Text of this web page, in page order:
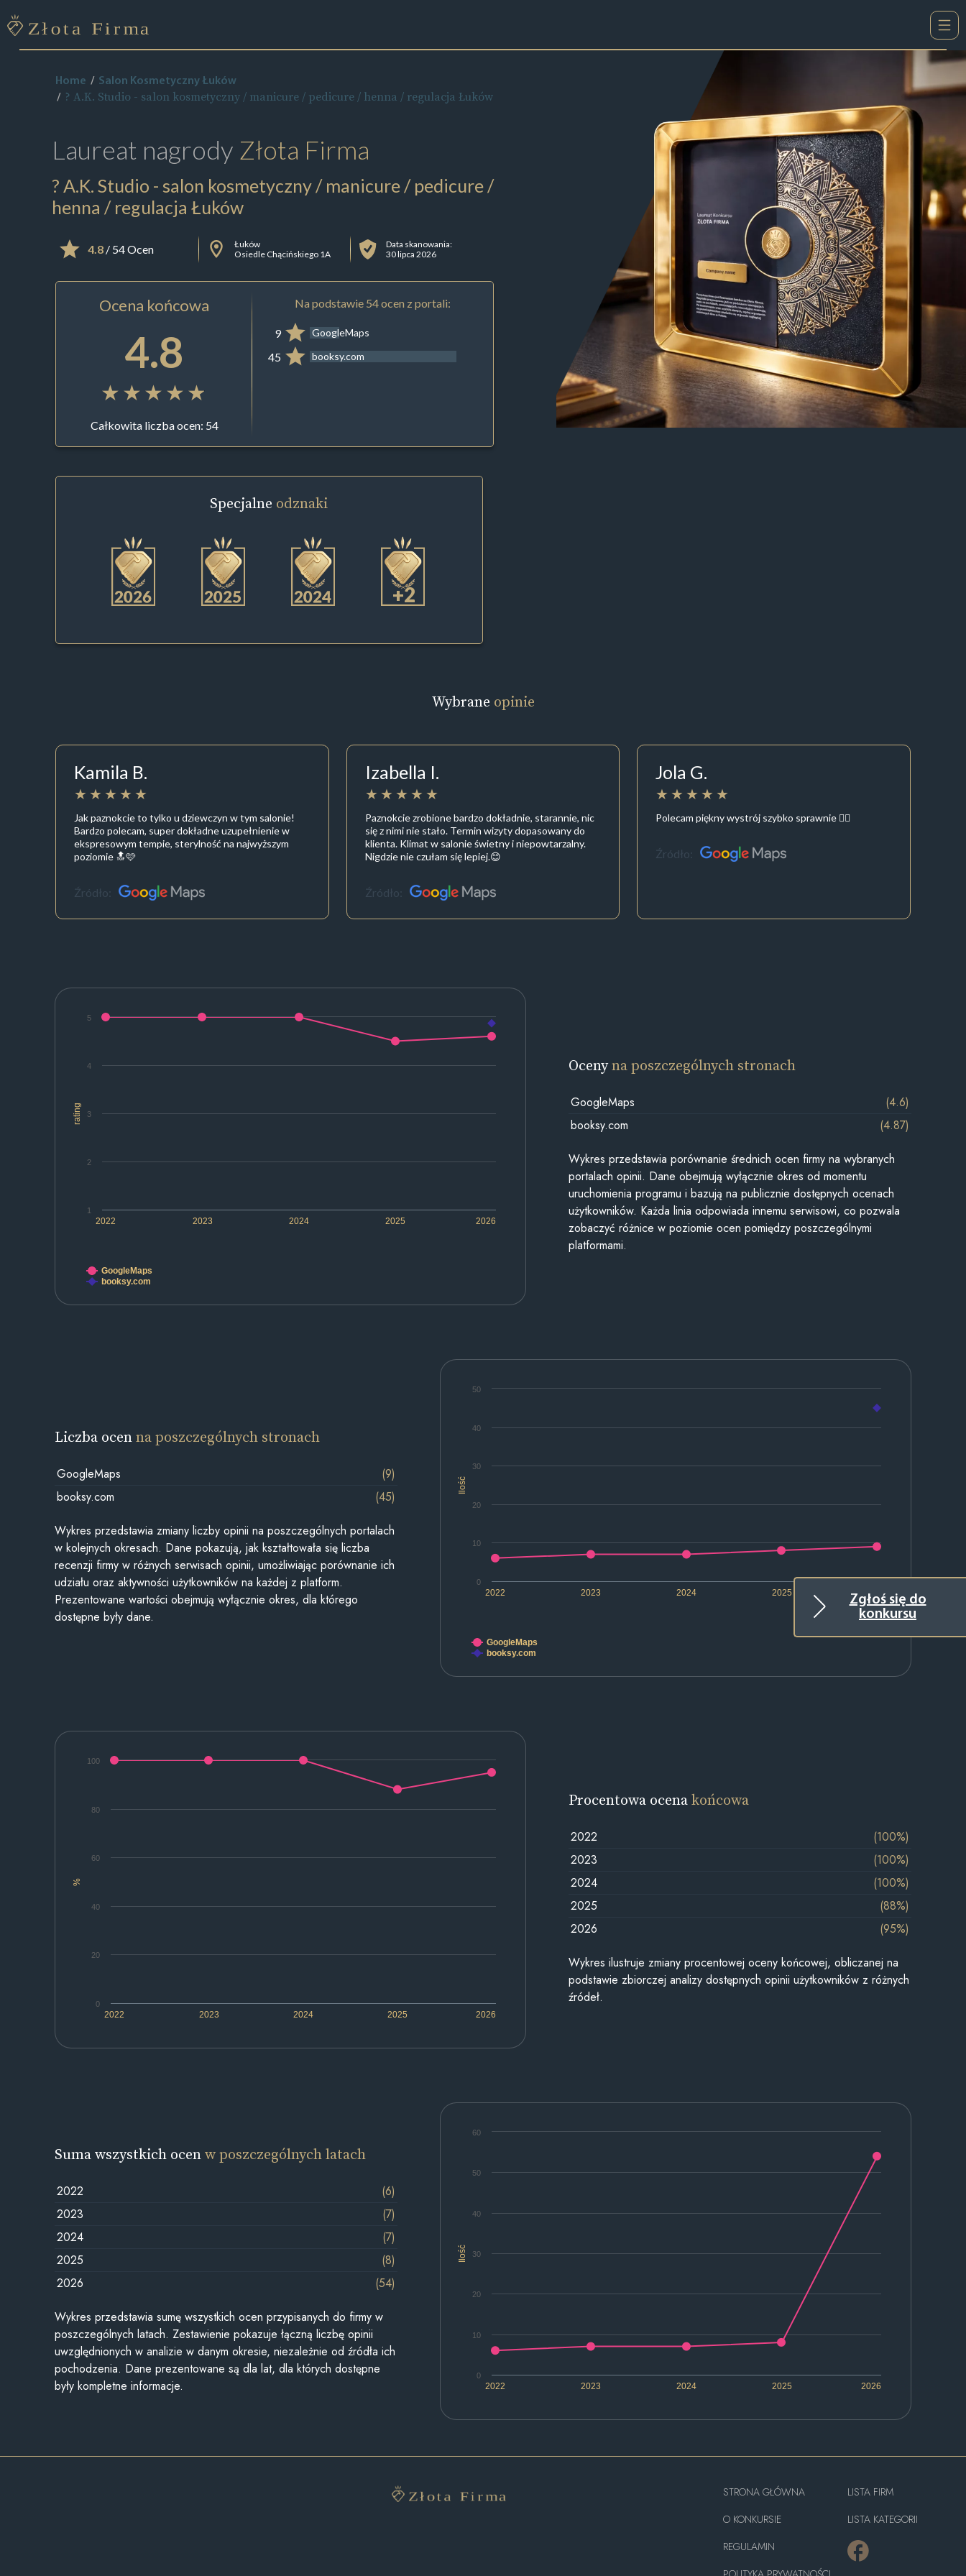
Zgłoś się do
konkursu
Home Salon Kosmetyczny Łuków
? A.K. Studio - salon kosmetyczny / manicure / pedicure / henna / regulacja Łuków
Laureat nagrody Złota Firma
? A.K. Studio - salon kosmetyczny / manicure / pedicure /
henna / regulacja Łuków
4.8/ 54 Ocen
Łuków
Osiedle Chącińskiego 1A
Data skanowania:
30 lipca 2026
Ocena końcowa
4.8
Całkowita liczba ocen: 54
Na podstawie 54 ocen z portali:
9 GoogleMaps
45 booksy.com
Specjalne odznaki
+2
Wybrane opinie
Kamila B.
Jak paznokcie to tylko u dziewczyn w tym salonie!
Bardzo polecam, super dokładne uzupełnienie w
ekspresowym tempie, sterylność na najwyższym
poziomie 🔝🩷
Źródło:
Izabella I.
Paznokcie zrobione bardzo dokładnie, starannie, nic
się z nimi nie stało. Termin wizyty dopasowany do
klienta. Klimat w salonie świetny i niepowtarzalny.
Nigdzie nie czułam się lepiej.😊
Źródło:
Jola G.
Polecam piękny wystrój szybko sprawnie 👍🏽
Źródło:
rating
2022 2023 2024 2025 2026
1
2
3
4
5
GoogleMaps
booksy.com
Ocenyna poszczególnych stronach
GoogleMaps
(4.6)
booksy.com
(4.87)
Wykres przedstawia porównanie średnich ocen firmy na wybranych
portalach opinii. Dane obejmują wyłącznie okres od momentu
uruchomienia programu i bazują na publicznie dostępnych ocenach
użytkowników. Każda linia odpowiada innemu serwisowi, co pozwala
zobaczyć różnice w poziomie ocen pomiędzy poszczególnymi
platformami.
Ilość
2022 2023 2024 2025 2026
0
10
20
30
40
50
GoogleMaps
booksy.com
Liczba ocenna poszczególnych stronach
GoogleMaps
(9)
booksy.com
(45)
Wykres przedstawia zmiany liczby opinii na poszczególnych portalach
w kolejnych okresach. Dane pokazują, jak kształtowała się liczba
recenzji firmy w różnych serwisach opinii, umożliwiając porównanie ich
udziału oraz aktywności użytkowników na każdej z platform.
Prezentowane wartości obejmują wyłącznie okres, dla którego
dostępne były dane.
%
2022 2023 2024 2025 2026
0
20
40
60
80
100
Procentowa ocenakońcowa
2022
(100%)
2023
(100%)
2024
(100%)
2025
(88%)
2026
(95%)
Wykres ilustruje zmiany procentowej oceny końcowej, obliczanej na
podstawie zbiorczej analizy dostępnych opinii użytkowników z różnych
źródeł.
Ilość
2022 2023 2024 2025 2026
0
10
20
30
40
50
60
Suma wszystkich ocenw poszczególnych latach
2022
(6)
2023
(7)
2024
(7)
2025
(8)
2026
(54)
Wykres przedstawia sumę wszystkich ocen przypisanych do firmy w
poszczególnych latach. Zestawienie pokazuje łączną liczbę opinii
uwzględnionych w analizie w danym okresie, niezależnie od źródła ich
pochodzenia. Dane prezentowane są dla lat, dla których dostępne
były kompletne informacje.
STRONA GŁÓWNA
O KONKURSIE
REGULAMIN
LISTA FIRM
LISTA KATEGORII